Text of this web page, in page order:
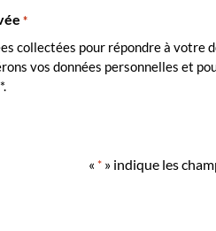
« * » indique les
*
collectées pour répondre à votre
vos données personnelles et